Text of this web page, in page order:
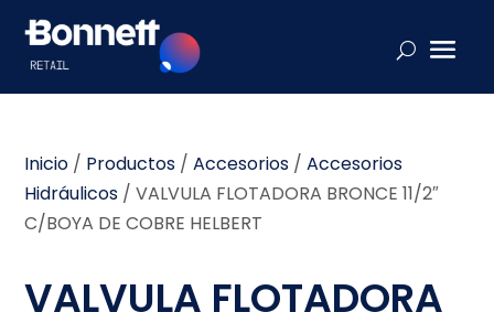
Inicio / Productos /Accesorios /Accesorios
Hidráulicos /VALVULA FLOTADORA BRONCE 11/2″
C/BOYA DE COBRE HELBERT
VALVULA FLOTADORA